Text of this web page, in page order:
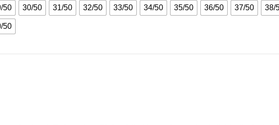
50 30/50 31/50 32/50 33/50 34/50 35/50 36/50 37/50 38/
50